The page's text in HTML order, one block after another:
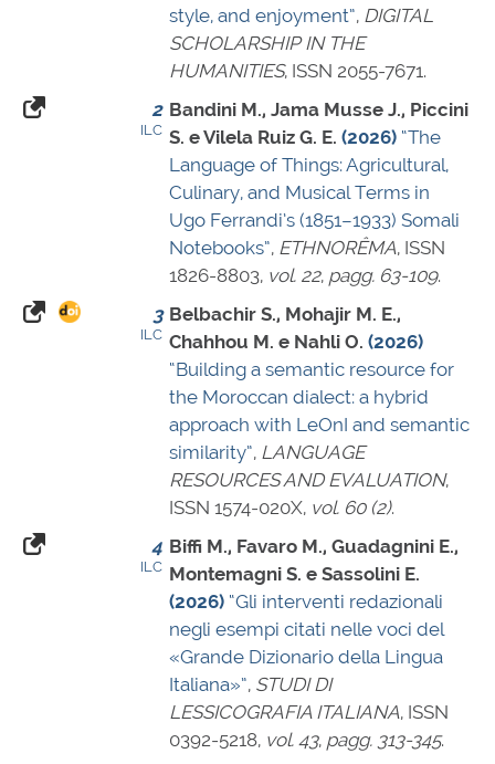
style, and enjoyment”, DIGITAL
SCHOLARSHIP IN THE
HUMANITIES, ISSN 2055-7671.
2
ILC
Bandini M., Jama Musse J., Piccini
S. e Vilela Ruiz G. E. (2026) “The
Language of Things: Agricultural,
Culinary, and Musical Terms in
Ugo Ferrandi’s (1851–1933) Somali
Notebooks”, ETHNORÊMA, ISSN
1826-8803, vol. 22, pagg. 63-109.
3
ILC
Belbachir S., Mohajir M. E.,
Chahhou M. e Nahli O. (2026)
“Building a semantic resource for
the Moroccan dialect: a hybrid
approach with LeOnI and semantic
similarity”, LANGUAGE
RESOURCES AND EVALUATION,
ISSN 1574-020X, vol. 60 (2).
4
ILC
Biffi M., Favaro M., Guadagnini E.,
Montemagni S. e Sassolini E.
(2026) “Gli interventi redazionali
negli esempi citati nelle voci del
«Grande Dizionario della Lingua
Italiana»”, STUDI DI
LESSICOGRAFIA ITALIANA, ISSN
0392-5218, vol. 43, pagg. 313-345.